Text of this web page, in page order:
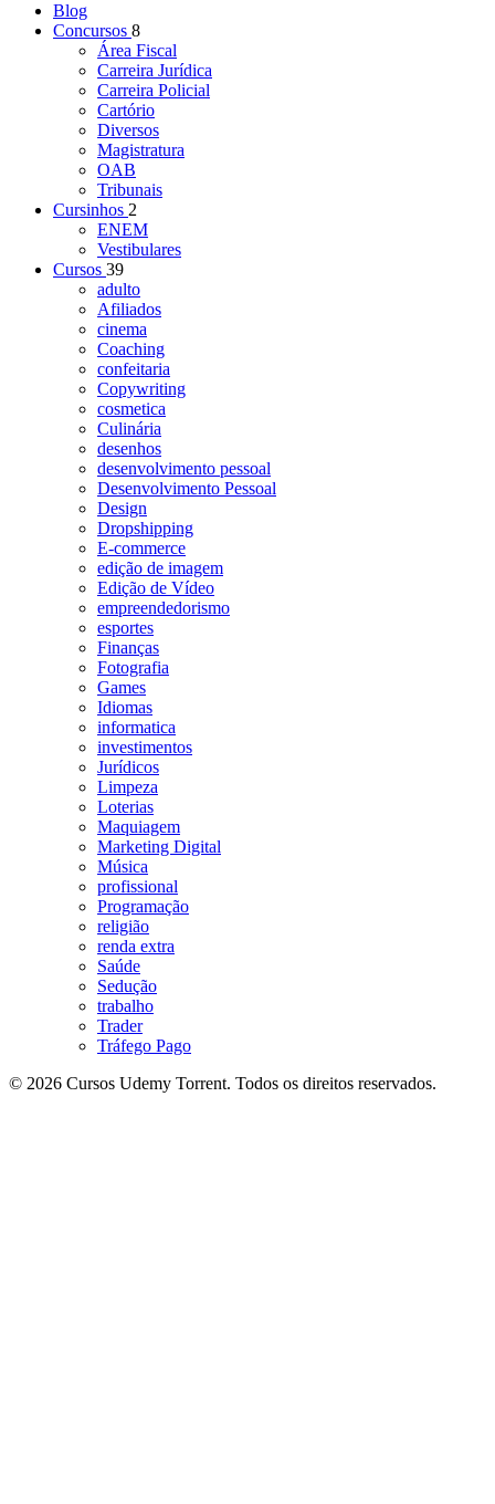
Blog
Concursos 8
Área Fiscal
Carreira Jurídica
Carreira Policial
Cartório
Diversos
Magistratura
OAB
Tribunais
Cursinhos 2
ENEM
Vestibulares
Cursos 39
adulto
Afiliados
cinema
Coaching
confeitaria
Copywriting
cosmetica
Culinária
desenhos
desenvolvimento pessoal
Desenvolvimento Pessoal
Design
Dropshipping
E-commerce
edição de imagem
Edição de Vídeo
empreendedorismo
esportes
Finanças
Fotografia
Games
Idiomas
informatica
investimentos
Jurídicos
Limpeza
Loterias
Maquiagem
Marketing Digital
Música
profissional
Programação
religião
renda extra
Saúde
Sedução
trabalho
Trader
Tráfego Pago
© 2026 Cursos Udemy Torrent. Todos os direitos reservados.